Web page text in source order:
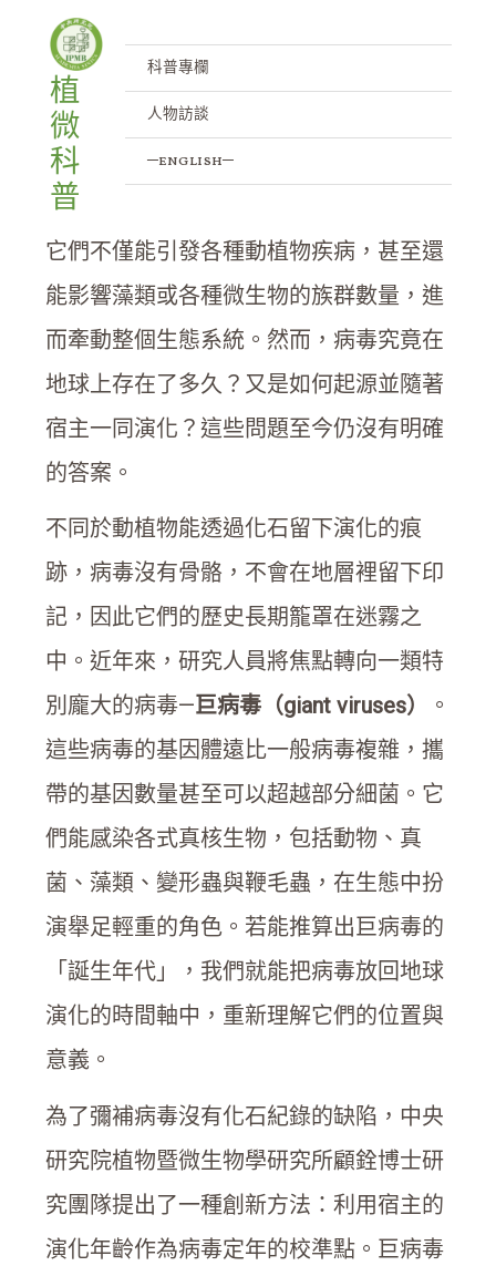
植
微
科
普
科普專欄
人物訪談
─english─
新定年方法重建巨病毒的演化時間
樹
科普專欄 / 作者:IPMB
病毒對人類健康與糧食安全構成重大威
脅，同時也影響著自然界中生物的興衰。
它們不僅能引發各種動植物疾病，甚至還
能影響藻類或各種微生物的族群數量，進
而牽動整個生態系統。然而，病毒究竟在
地球上存在了多久？又是如何起源並隨著
宿主一同演化？這些問題至今仍沒有明確
的答案。
不同於動植物能透過化石留下演化的痕
跡，病毒沒有骨骼，不會在地層裡留下印
記，因此它們的歷史長期籠罩在迷霧之
中。近年來，研究人員將焦點轉向一類特
別龐大的病毒—巨病毒（giant viruses）
。
這些病毒的基因體遠比一般病毒複雜，攜
帶的基因數量甚至可以超越部分細菌。它
們能感染各式真核生物，包括動物、真
菌、藻類、變形蟲與鞭毛蟲，在生態中扮
演舉足輕重的角色。若能推算出巨病毒的
「誕生年代」，我們就能把病毒放回地球
演化的時間軸中，重新理解它們的位置與
意義。
為了彌補病毒沒有化石紀錄的缺陷，中央
研究院植物暨微生物學研究所顧銓博士研
究團隊提出了一種創新方法：利用宿主的
演化年齡作為病毒定年的校準點。巨病毒